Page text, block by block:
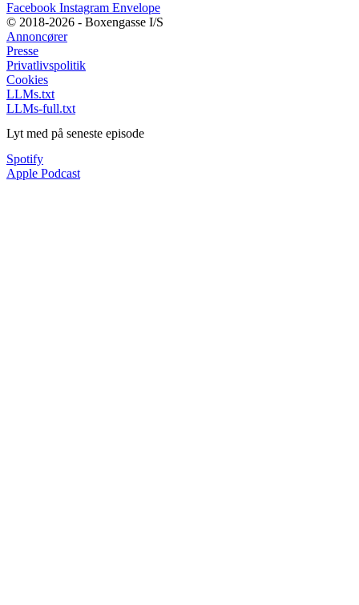
Facebook Instagram Envelope
© 2018-2026 - Boxengasse I/S
Annoncører
Presse
Privatlivspolitik
Cookies
LLMs.txt
LLMs-full.txt
Lyt med på seneste episode
Spotify
Apple Podcast